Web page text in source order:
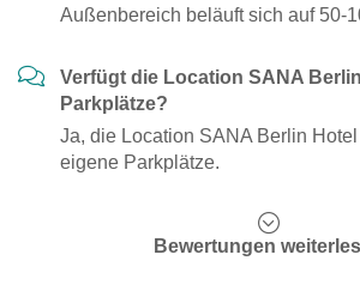
Außenbereich beläuft sich auf 50-
Verfügt die Location SANA
Parkplätze?
Ja, die Location SANA Berlin
eigene Parkplätze.
Bewertungen